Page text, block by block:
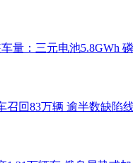
量：三元电池5.8GWh
召回83万辆 逾半数缺陷